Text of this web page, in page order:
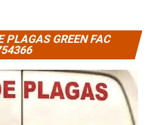
PLAGAS GREEN FAC